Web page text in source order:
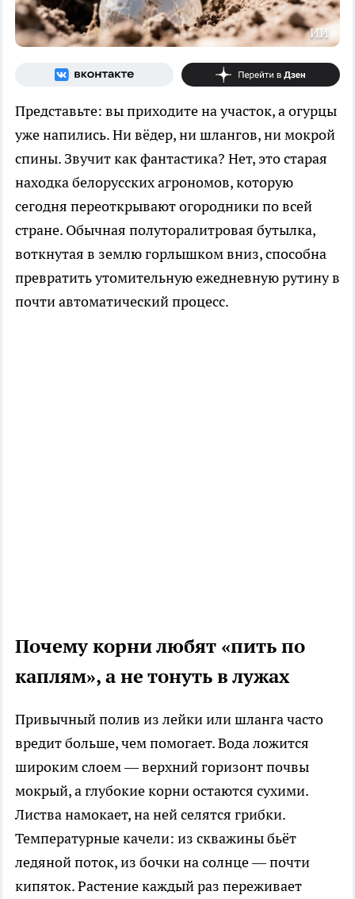
ИИ
Представьте: вы приходите на участок, а огурцы
уже напились. Ни вёдер, ни шлангов, ни мокрой
спины. Звучит как фантастика? Нет, это старая
находка белорусских агрономов, которую
сегодня переоткрывают огородники по всей
стране. Обычная полуторалитровая бутылка,
воткнутая в землю горлышком вниз, способна
превратить утомительную ежедневную рутину в
почти автоматический процесс.
Почему корни любят «пить по
каплям», а не тонуть в лужах
Привычный полив из лейки или шланга часто
вредит больше, чем помогает. Вода ложится
широким слоем — верхний горизонт почвы
мокрый, а глубокие корни остаются сухими.
Листва намокает, на ней селятся грибки.
Температурные качели: из скважины бьёт
ледяной поток, из бочки на солнце — почти
кипяток. Растение каждый раз переживает